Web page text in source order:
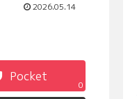
2026.05.14
Pocket
0